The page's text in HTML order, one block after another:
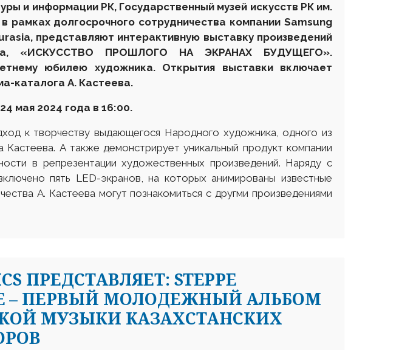
и информации РК, Государственный музей искусств РК им.
в рамках долгосрочного сотрудничества компании Samsung
, представляют интерактивную выставку произведений
«ИСКУССТВО ПРОШЛОГО НА ЭКРАНАХ БУДУЩЕГО».
юбилею художника. Открытия выставки включает
каталога А. Кастеева.
мая 2024 года в 16:00.
к творчеству выдающегося Народного художника, одного из
Кастеева. А также демонстрирует уникальный продукт компании
в репрезентации художественных произведений. Наряду с
пять LED-экранов, на которых анимированы известные
А. Кастеева могут познакомиться с другми произведениями
ПРЕДСТАВЛЯЕТ: STEPPE
– ПЕРВЫЙ МОЛОДЕЖНЫЙ АЛЬБОМ
МУЗЫКИ КАЗАХСТАНСКИХ